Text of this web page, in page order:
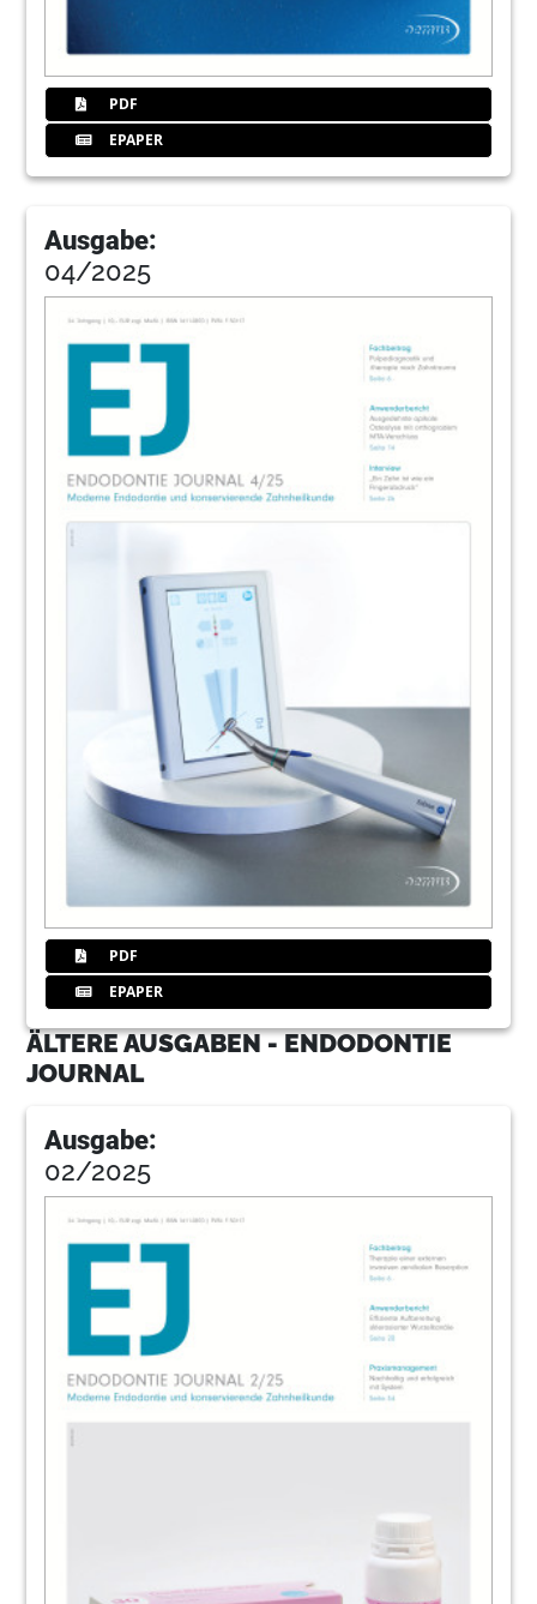
44MANI, INC.
PDF
EPAPER
Ausgabe:
04/2025
PDF
EPAPER
ÄLTERE AUSGABEN - ENDODONTIE
JOURNAL
Ausgabe:
02/2025